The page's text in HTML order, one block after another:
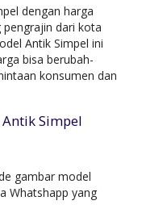
dengan harga
dari kota
Antik Simpel ini
bisa berubah-
konsumen dan
Antik Simpel
gambar model
Whatshapp yang